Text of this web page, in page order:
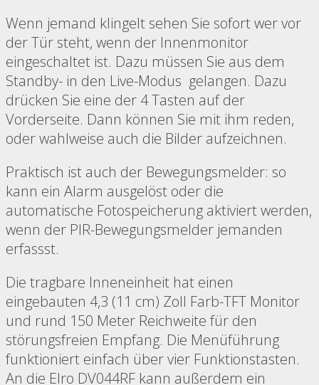
Wenn jemand klingelt sehen Sie sofort wer vor
der Tür steht, wenn der Innenmonitor
eingeschaltet ist. Dazu müssen Sie aus dem
Standby- in den Live-Modus gelangen. Dazu
drücken Sie eine der 4 Tasten auf der
Vorderseite. Dann können Sie mit ihm reden,
oder wahlweise auch die Bilder aufzeichnen.
Praktisch ist auch der Bewegungsmelder: so
kann ein Alarm ausgelöst oder die
automatische Fotospeicherung aktiviert werden,
wenn der PIR-Bewegungsmelder jemanden
erfassst.
Die tragbare Inneneinheit hat einen
eingebauten 4,3 (11 cm) Zoll Farb-TFT Monitor
und rund 150 Meter Reichweite für den
störungsfreien Empfang. Die Menüführung
funktioniert einfach über vier Funktionstasten.
An die Elro DV044RF kann außerdem ein